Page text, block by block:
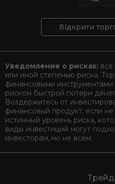
Відкрити
Уведомление о рисках:
или иной степенью риска.
финансовыми
риском быстрой потери
Воздержитесь от
финансовый продукт, если
истинный уровень риска,
виды инвестиций могут
инвесторам, но не всем.